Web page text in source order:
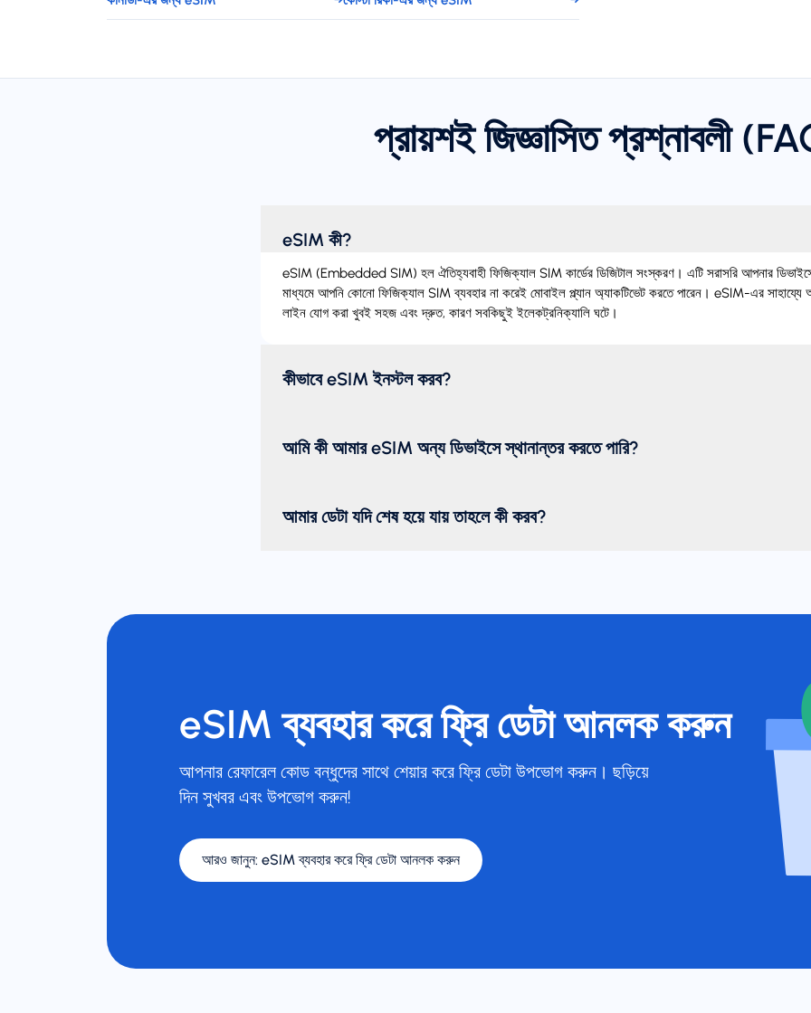
প্রায়শই জিজ্ঞাসিত প্রশ্নাবলী
eSIM কী?
eSIM (Embedded SIM) হল ঐতিহ্যবাহী ফিজিক্যাল SIM কার্ডের ডিজিটাল সংস্করণ। এটি সরাসরি আপনার
মাধ্যমে আপনি কোনো ফিজিক্যাল SIM ব্যবহার না করেই মোবাইল প্ল্যান অ্যাকটিভেট করতে পারেন। eSIM-এর সাহায্যে
লাইন যোগ করা খুবই সহজ এবং দ্রুত, কারণ সবকিছুই ইলেকট্রনিক্যালি ঘটে।
কীভাবে eSIM ইনস্টল করব?
আমি কী আমার eSIM অন্য ডিভাইসে স্থানান্তর করতে পারি?
আমার ডেটা যদি শেষ হয়ে যায় তাহলে কী করব?
eSIM ব্যবহার করে ফ্রি ডেটা আনলক করুন
আপনার রেফারেল কোড বন্ধুদের সাথে শেয়ার করে ফ্রি ডেটা উপভোগ করুন। ছড়িয়ে
দিন সুখবর এবং উপভোগ করুন!
আরও জানুন: eSIM ব্যবহার করে ফ্রি ডেটা আনলক করুন